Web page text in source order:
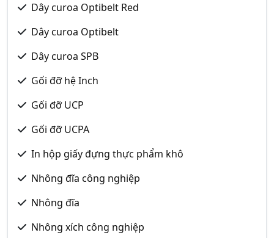
Dây curoa Optibelt Red
Dây curoa Optibelt
Dây curoa SPB
Gối đỡ hệ Inch
Gối đỡ UCP
Gối đỡ UCPA
In hộp giấy đựng thực phẩm khô
Nhông đĩa công nghiệp
Nhông đĩa
Nhông xích công nghiệp